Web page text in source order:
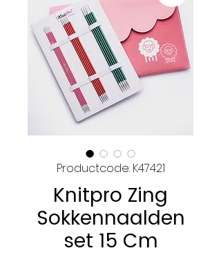
Productcode: K47421
Knitpro Zing
Sokkennaalden
set 15 Cm